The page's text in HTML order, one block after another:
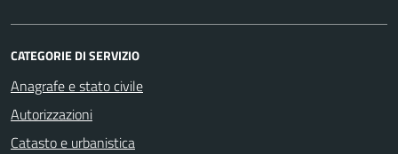
CATEGORIE DI SERVIZIO
Anagrafe e stato civile
Autorizzazioni
Catasto e urbanistica